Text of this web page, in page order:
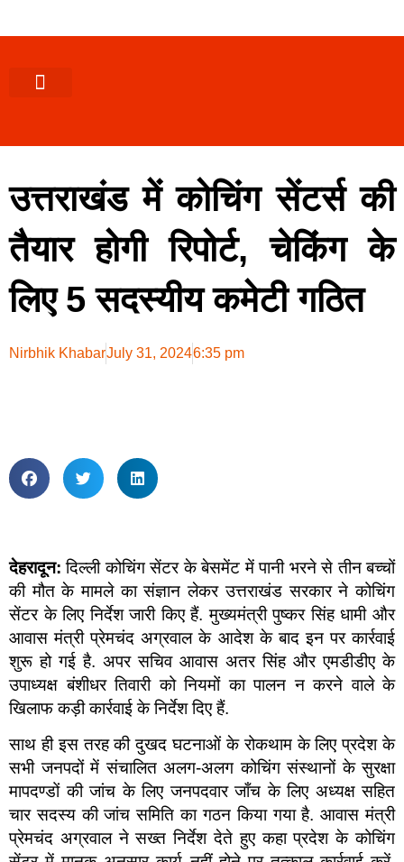
उत्तराखंड में कोचिंग सेंटर्स की
तैयार होगी रिपोर्ट, चेकिंग के
लिए 5 सदस्यीय कमेटी गठित
Nirbhik KhabarJuly 31, 20246:35 pm
देहरादून: दिल्ली कोचिंग सेंटर के बेसमेंट में पानी भरने से तीन बच्चों
की मौत के मामले का संज्ञान लेकर उत्तराखंड सरकार ने कोचिंग
सेंटर के लिए निर्देश जारी किए हैं. मुख्यमंत्री पुष्कर सिंह धामी और
आवास मंत्री प्रेमचंद अग्रवाल के आदेश के बाद इन पर कार्रवाई
शुरू हो गई है. अपर सचिव आवास अतर सिंह और एमडीडीए के
उपाध्यक्ष बंशीधर तिवारी को नियमों का पालन न करने वाले के
खिलाफ कड़ी कार्रवाई के निर्देश दिए हैं.
साथ ही इस तरह की दुखद घटनाओं के रोकथाम के लिए प्रदेश के
सभी जनपदों में संचालित अलग-अलग कोचिंग संस्थानों के सुरक्षा
मापदण्डों की जांच के लिए जनपदवार जाँच के लिए अध्यक्ष सहित
चार सदस्य की जांच समिति का गठन किया गया है. आवास मंत्री
प्रेमचंद अग्रवाल ने सख्त निर्देश देते हुए कहा प्रदेश के कोचिंग